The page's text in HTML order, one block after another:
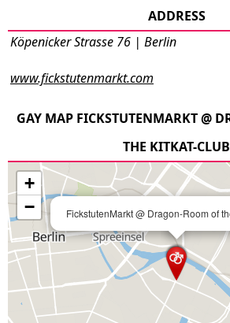
ADDRESS
Köpenicker Strasse 76 | Berlin
www.fickstutenmarkt.com
GAY MAP FICKSTUTENMARKT @
THE KITKAT-CLUB
FickstutenMarkt @ Dragon-Room of
+
−